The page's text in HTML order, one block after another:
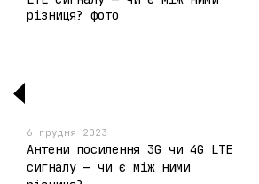
6 грудня 2023
Антени посилення 3G чи 4G LTE
сигналу — чи є між ними